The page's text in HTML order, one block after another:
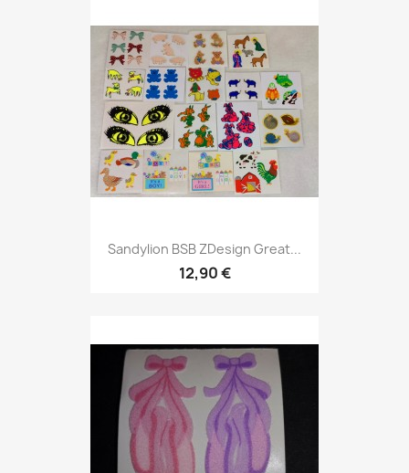
Sandylion BSB ZDesign Great...
12,90 €